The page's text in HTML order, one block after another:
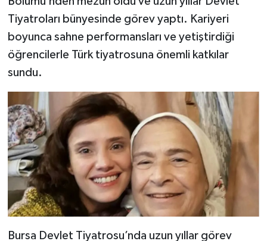
Tiyatroları bünyesinde görev yaptı. Kariyeri
boyunca sahne performansları ve yetiştirdiği
öğrencilerle Türk tiyatrosuna önemli katkılar
sundu.
Bursa Devlet Tiyatrosu’nda uzun yıllar görev